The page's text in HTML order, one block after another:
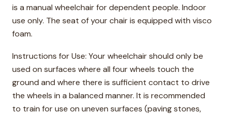
is a manual wheelchair for dependent people. Indoor
use only. The seat of your chair is equipped with visco
foam.
Instructions for Use: Your wheelchair should only be
used on surfaces where all four wheels touch the
ground and where there is sufficient contact to drive
the wheels in a balanced manner. It is recommended
to train for use on uneven surfaces (paving stones,